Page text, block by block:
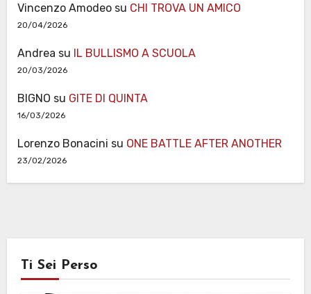
Vincenzo Amodeosu CHI TROVA UN AMICO
20/04/2026
Andrea su IL BULLISMO A SCUOLA
20/03/2026
BIGNO su GITE DI QUINTA
16/03/2026
Lorenzo Bonacini su ONE BATTLE AFTER ANOTHER
23/02/2026
Ti Sei Perso